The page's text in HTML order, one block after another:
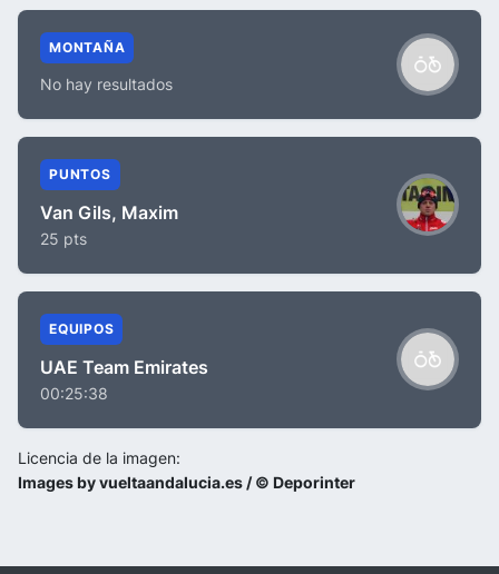
MONTAÑA
No hay resultados
PUNTOS
Van Gils, Maxim
25 pts
EQUIPOS
UAE Team Emirates
00:25:38
Licencia de la imagen:
Images by vueltaandalucia.es / © Deporinter